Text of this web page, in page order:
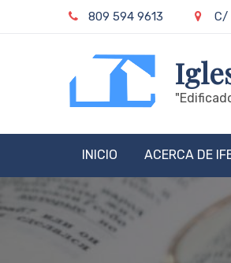
809 594 9613 C/
INICIO ACERCA DE